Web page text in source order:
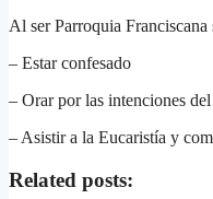
Al ser Parroquia
– Estar confesado
– Orar por las intenciones del
– Asistir a la Eucaristía y
Related posts: